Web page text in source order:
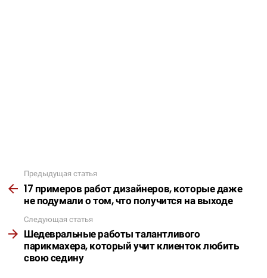
Подробнее
Предыдущая статья
17 примеров работ дизайнеров, которые даже
не подумали о том, что получится на выходе
Следующая статья
Шедевральные работы талантливого
парикмахера, который учит клиенток любить
свою седину